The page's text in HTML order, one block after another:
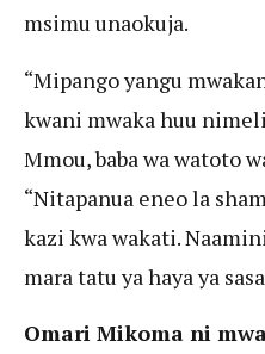
msimu unaokuja.
“Mipango yangu
kwani mwaka huu
Mmou, baba wa watoto
“Nitapanua eneo la
kazi kwa wakati.
mara tatu ya haya ya
Omari Mikoma ni